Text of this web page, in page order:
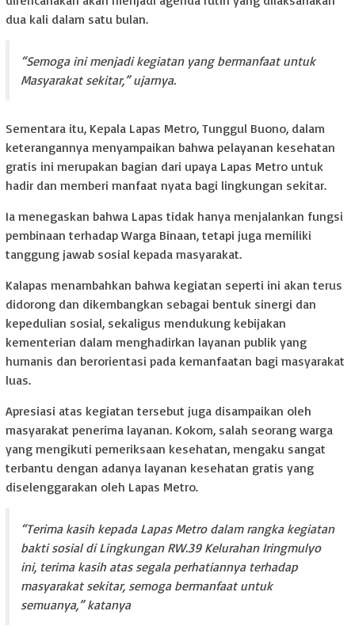
dua kali dalam satu bulan.
“Semoga ini menjadi kegiatan yang bermanfaat untuk
Masyarakat sekitar,” ujarnya.
Sementara itu, Kepala Lapas Metro, Tunggul Buono, dalam
keterangannya menyampaikan bahwa pelayanan kesehatan
gratis ini merupakan bagian dari upaya Lapas Metro untuk
hadir dan memberi manfaat nyata bagi lingkungan sekitar.
Ia menegaskan bahwa Lapas tidak hanya menjalankan fungsi
pembinaan terhadap Warga Binaan, tetapi juga memiliki
tanggung jawab sosial kepada masyarakat.
Kalapas menambahkan bahwa kegiatan seperti ini akan terus
didorong dan dikembangkan sebagai bentuk sinergi dan
kepedulian sosial, sekaligus mendukung kebijakan
kementerian dalam menghadirkan layanan publik yang
humanis dan berorientasi pada kemanfaatan bagi masyarakat
luas.
Apresiasi atas kegiatan tersebut juga disampaikan oleh
masyarakat penerima layanan. Kokom, salah seorang warga
yang mengikuti pemeriksaan kesehatan, mengaku sangat
terbantu dengan adanya layanan kesehatan gratis yang
diselenggarakan oleh Lapas Metro.
“Terima kasih kepada Lapas Metro dalam rangka kegiatan
bakti sosial di Lingkungan RW.39 Kelurahan Iringmulyo
ini, terima kasih atas segala perhatiannya terhadap
masyarakat sekitar, semoga bermanfaat untuk
semuanya,” katanya